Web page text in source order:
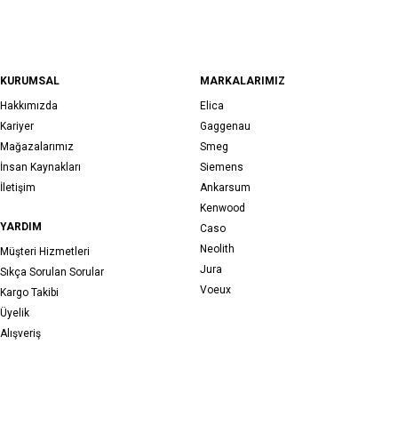
KURUMSAL
Hakkımızda
Kariyer
Mağazalarımız
İnsan Kaynakları
İletişim
YARDIM
Müşteri Hizmetleri
Sıkça Sorulan Sorular
Kargo Takibi
Üyelik
Alışveriş
MARKALARIMIZ
Elica
Gaggenau
Smeg
Siemens
Ankarsum
Kenwood
Caso
Neolith
Jura
Voeux